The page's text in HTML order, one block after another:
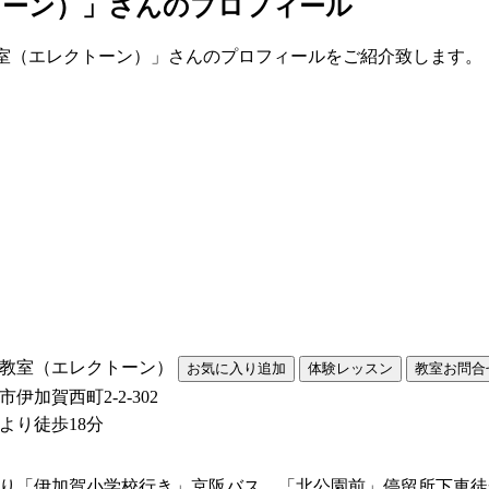
ン）」さんのプロフィール
エレクトーン）」さんのプロフィールをご紹介致します。
室（エレクトーン）
伊加賀西町2-2-302
り徒歩18分